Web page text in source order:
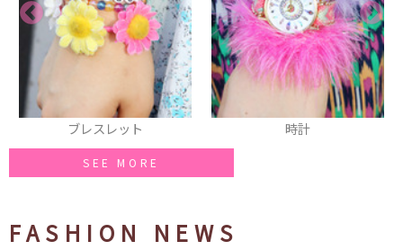
ブレスレット 時計
SEE MORE
FASHION NEWS